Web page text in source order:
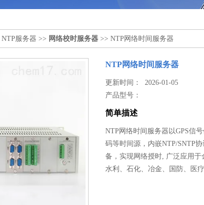
NTP服务器 >> 网络校时服务器 >> NTP网络时间服务器
NTP网络时间服务器
更新时间： 2026-01-05
产品型号：
简单描述
NTP网络时间服务器以GPS信
码等时间源，内嵌NTP/SNTP
备，实现网络授时, 广泛应用于
水利、石化、冶金、国防、医